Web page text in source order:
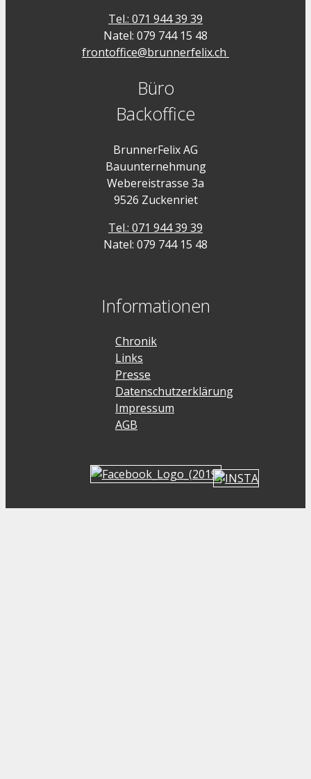
Tel.: 071 944 39 39
Natel: 079 744 15 48
frontoffice@brunnerfelix.ch
Büro
Backoffice
BrunnerFelix AG
Bauunternehmung
Webereistrasse 3a
9526 Zuckenriet
Tel.: 071 944 39 39
Natel: 079 744 15 48
Informationen
Chronik
Links
Presse
Datenschutzerklärung
Impressum
AGB